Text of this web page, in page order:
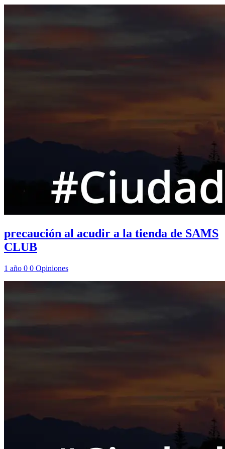
precaución al acudir a la tienda de SAMS
CLUB
1 año 0 0 Opiniones